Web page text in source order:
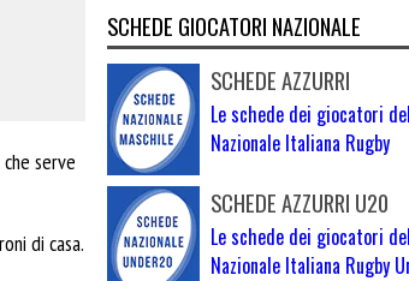
serve
di casa.
SCHEDE GIOCATORI NAZIONALE
SCHEDE AZZURRI
Le schede dei giocatori
Nazionale Italiana Rugby
SCHEDE AZZURRI U20
Le schede dei giocatori
Nazionale Italiana Rugby